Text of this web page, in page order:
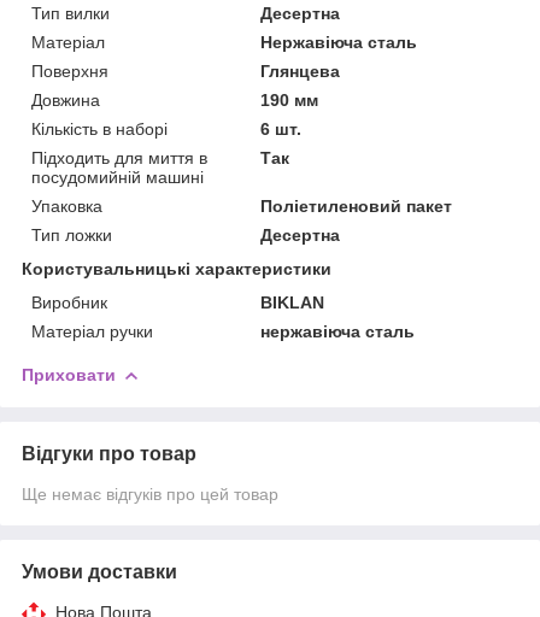
Тип вилки
Десертна
Матеріал
Нержавіюча сталь
Поверхня
Глянцева
Довжина
190 мм
Кількість в наборі
6 шт.
Підходить для миття в
посудомийній машині
Так
Упаковка
Поліетиленовий пакет
Тип ложки
Десертна
Користувальницькі характеристики
Виробник
BIKLAN
Матеріал ручки
нержавіюча сталь
Приховати
Відгуки про товар
Ще немає відгуків про цей товар
Умови доставки
Нова Пошта